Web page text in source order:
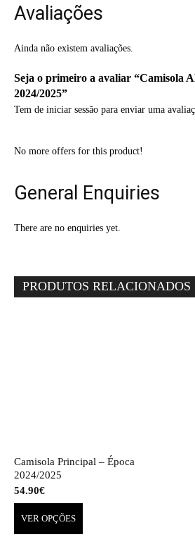
Avaliações
Ainda não existem avaliações.
Seja o primeiro a avaliar “Camisola
2024/2025”
Tem de iniciar sessão para enviar uma
No more offers for this product!
General Enquiries
There are no enquiries yet.
PRODUTOS RELACIONADOS
Camisola Principal – Época
2024/2025
54.90€
VER OPÇÕES